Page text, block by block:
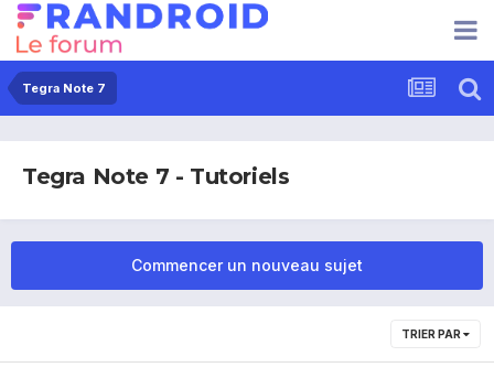
Tegra Note 7
Tegra Note 7 - Tutoriels
Commencer un nouveau sujet
TRIER PAR